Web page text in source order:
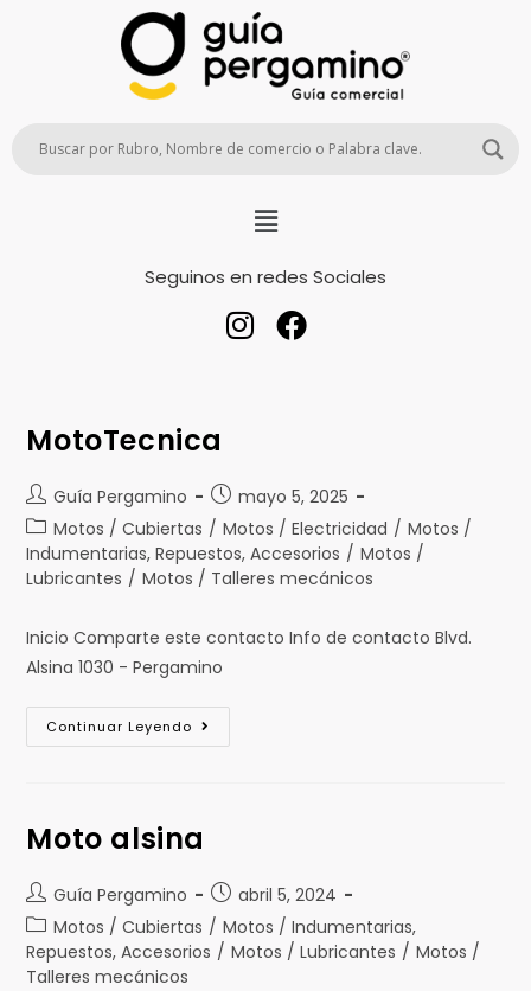
Seguinos en redes Sociales
MotoTecnica
Guía Pergamino
mayo 5, 2025
Motos / Cubiertas / Motos / Electricidad / Motos /
Indumentarias, Repuestos, Accesorios / Motos /
Lubricantes / Motos / Talleres mecánicos
Inicio Comparte este contacto Info de contacto Blvd.
Alsina 1030 - Pergamino
Continuar Leyendo
Moto alsina
Guía Pergamino
abril 5, 2024
Motos / Cubiertas / Motos / Indumentarias,
Repuestos, Accesorios / Motos / Lubricantes / Motos /
Talleres mecánicos